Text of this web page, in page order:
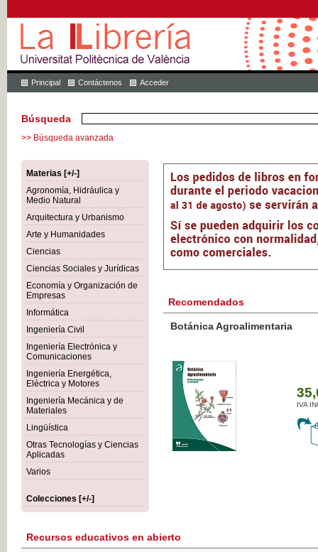
Principal Contáctenos Acceder
Búsqueda
>> Búsqueda avanzada
Materias [+/-]
Agronomía, Hidráulica y
Medio Natural
Arquitectura y Urbanismo
Arte y Humanidades
Ciencias
Ciencias Sociales y Jurídicas
Economía y Organización de
Empresas
Informática
Ingeniería Civil
Ingeniería Electrónica y
Comunicaciones
Ingeniería Energética,
Eléctrica y Motores
Ingeniería Mecánica y de
Materiales
Lingüística
Otras Tecnologías y Ciencias
Aplicadas
Varios
Colecciones [+/-]
Recomendados
Botánica Agroalimentaria
IVA
Recursos educativos en abierto